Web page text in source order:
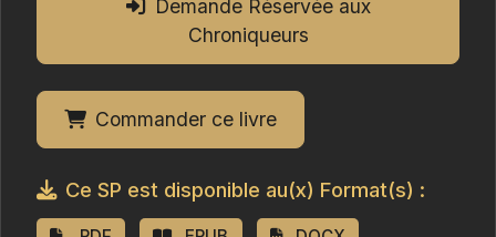
Demande Réservée aux
Chroniqueurs
Commander ce livre
Ce SP est disponible au(x) Format(s) :